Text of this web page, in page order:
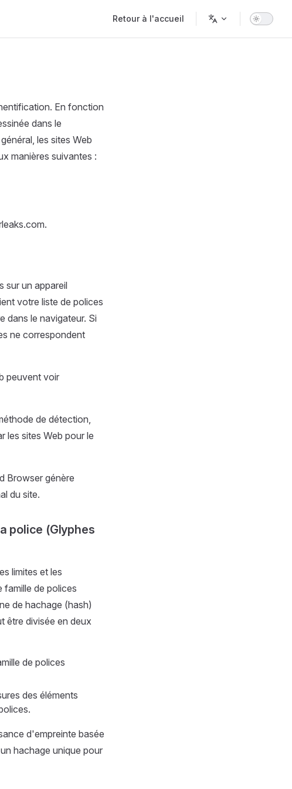
Retour à l'accueil
En fonction
dans le
les sites Web
manières suivantes :
sur un appareil
votre liste de polices
dans le navigateur. Si
ne correspondent
peuvent voir
de détection,
les sites Web pour le
Browser génère
du site.
police (Glyphes
limites et les
famille de polices
de hachage (hash)
être divisée en deux
de polices
des éléments
d'empreinte basée
hachage unique pour